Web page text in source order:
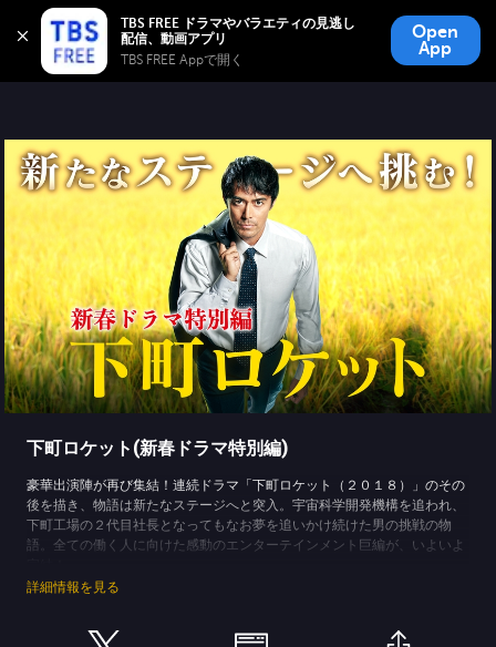
TBS FREE ドラマやバラエティの見逃し
TBS FREE Appで開く
Open
App
TBS FREE
無料見逃し配信
下町ロケット(新春ドラマ特別編)
豪華出演陣が再び集結！連続ドラマ「下町ロケット（２０１８）」のその
後を描き、物語は新たなステージへと突入。宇宙科学開発機構を追われ、
下町工場の２代目社長となってもなお夢を追いかけ続けた男の挑戦の物
語。全ての働く人に向けた感動のエンターテインメント巨編が、いよいよ
【ストーリー】
詳細情報を見る